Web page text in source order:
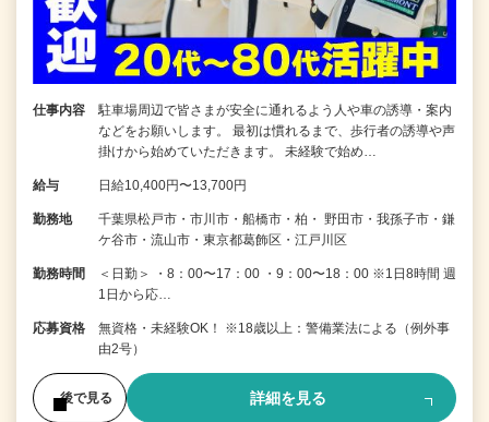
仕事内容
駐車場周辺で皆さまが安全に通れるよう人や車の誘導・案内
などをお願いします。 最初は慣れるまで、歩行者の誘導や声
掛けから始めていただきます。 未経験で始め…
給与 日給10,400円〜13,700円
勤務地
千葉県松戸市・市川市・船橋市・柏・ 野田市・我孫子市・鎌
ケ谷市・流山市・東京都葛飾区・江戸川区
勤務時間
＜日勤＞ ・8：00〜17：00 ・9：00〜18：00 ※1日8時間 週
1日から応…
応募資格
無資格・未経験OK！ ※18歳以上：警備業法による（例外事
由2号）
後で見る 詳細を見る